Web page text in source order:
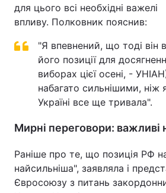
для цього всі необхідні важелі
впливу. Полковник пояснив:
"Я впевнений, що тоді він
його позиції для
виборах цієї осені, -
набагато сильнішими, ніж
Україні все ще тривала".
Мирні переговори: важливі
Раніше про те, що позиція РФ
найсильніша", заявляла і
Євросоюзу з питань